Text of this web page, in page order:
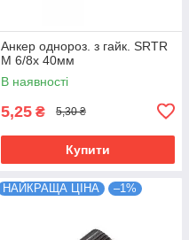
Анкер однороз. з гайк. SRTR
М 6/8х 40мм
В наявності
5,25 ₴ 5,30 ₴
Купити
НАЙКРАЩА ЦІНА –1%